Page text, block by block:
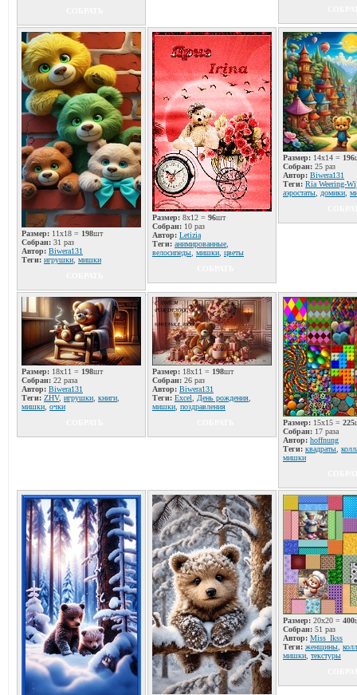
Размер: 11x18 = 198шт
Собран: 31 раз
Автор: Biwera131
Теги: игрушки мишки
Размер: 8x12 = 96шт
Собран: 10 раз
Автор: Letizia
Теги: анимированные
велосипеды мишки цветы
Размер: 14x14 = 196
Собран: 25 раз
Автор: Biwera131
Теги: Ria Weering-
аэростаты
домики
Размер: 18x11 = 198шт
Собран: 22 раза
Автор: Biwera131
Теги: ZHV, игрушки книги
мишки очки
Размер: 18x11 = 198шт
Собран: 26 раз
Автор: Biwera131
Теги: Excel День рождения
мишки поздравления
Размер: 15x15 = 225
Собран: 17 раза
Автор: hoffnung
Теги: квадраты
мишки
Размер: 20x20 = 400
Собран: 51 раз
Автор: Miss_Ikss
Теги: женщины
мишки текстуры